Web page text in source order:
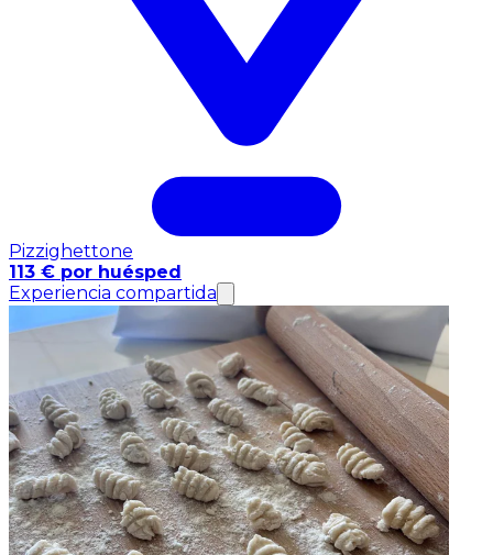
Pizzighettone
113 € por huésped
Experiencia compartida